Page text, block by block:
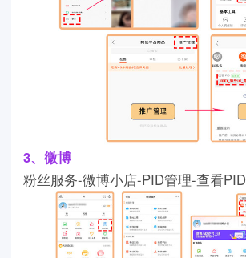
3、微博
粉丝服务-微博小店-PID管理-查看PID